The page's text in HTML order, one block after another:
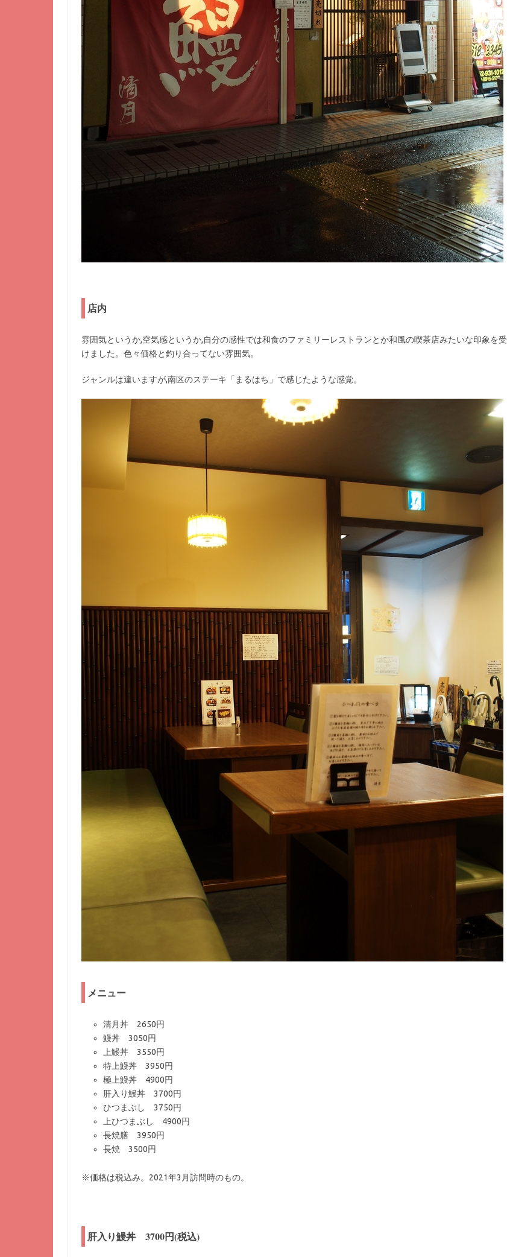
店内
雰囲気というか,空気感というか,自分の感性では和食のファミリーレストランとか和風の喫茶店みたいな印象を受
けました。色々価格と釣り合ってない雰囲気。
ジャンルは違いますが,南区のステーキ「まるはち」で感じたような感覚。
メニュー
清月丼 2650円
鰻丼 3050円
上鰻丼 3550円
特上鰻丼 3950円
極上鰻丼 4900円
肝入り鰻丼 3700円
ひつまぶし 3750円
上ひつまぶし 4900円
長焼膳 3950円
長焼 3500円
※価格は税込み。2021年3月訪問時のもの。
肝入り鰻丼 3700円(税込)